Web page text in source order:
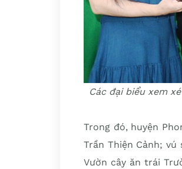
Các đại biểu xem
Trong đó, huyện
Trần Thiện Cảnh;
Vườn cây ăn trái